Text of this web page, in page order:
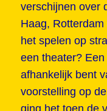
verschijnen over
Haag,
het spelen op
een theater?
afhankelijk bent
voorstelling op